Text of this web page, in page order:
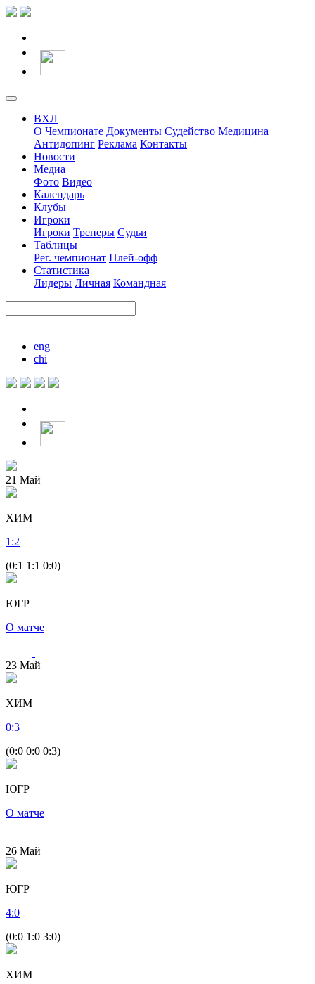
ВХЛ
О Чемпионате Документы Судейство Медицина
Антидопинг Реклама Контакты
Новости
Медиа
Фото Видео
Календарь
Клубы
Игроки
Игроки Тренеры Судьи
Таблицы
Рег. чемпионат Плей-офф
Статистика
Лидеры Личная Командная
eng
chi
21 Май
ХИМ
1 :2
(0:1 1:1 0:0)
ЮГР
О матче
23 Май
ХИМ
0:3
(0:0 0:0 0:3)
ЮГР
О матче
26 Май
ЮГР
4:0
(0:0 1:0 3:0)
ХИМ